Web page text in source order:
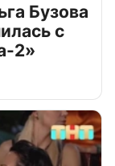
Бузова
с
2»